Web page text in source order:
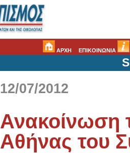
ΑΡΧΗ ΕΠΙΚΟΙΝΩΝΙΑ
12/07/2012
Ανακοίνωση
Αθήνας του